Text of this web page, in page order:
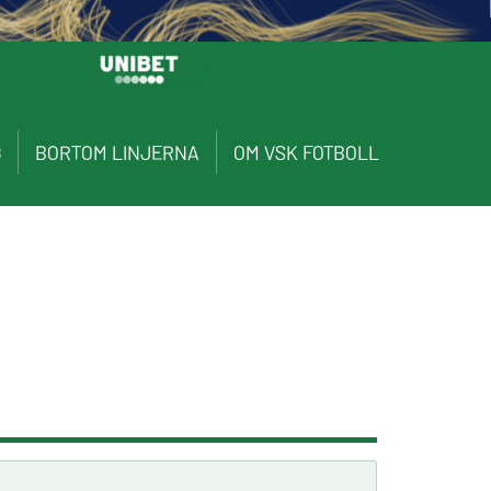
BORTOM LINJERNA OM VSK FOTBOLL